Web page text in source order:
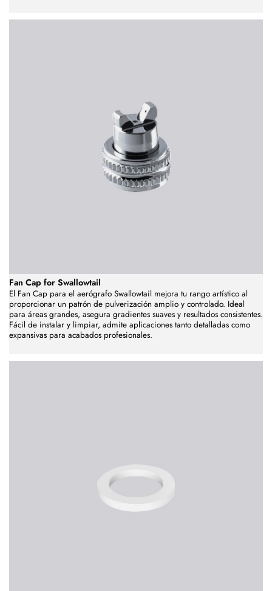
Fan Cap for Swallowtail
El Fan Cap para el aerógrafo Swallowtail mejora tu rango artístico al
proporcionar un patrón de pulverización amplio y controlado. Ideal
para áreas grandes, asegura gradientes suaves y resultados consistentes.
Fácil de instalar y limpiar, admite aplicaciones tanto detalladas como
expansivas para acabados profesionales.